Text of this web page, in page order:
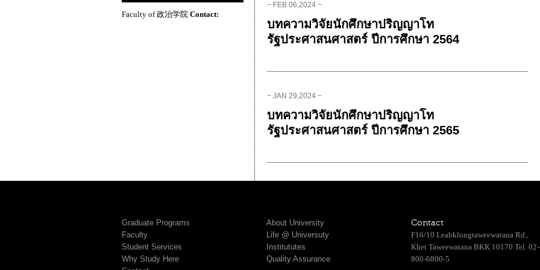
− FEB 06,2024 −
บทความวิจัยนักศึกษาปริญญาโท
รัฐประศาสนศาสตร์ ปีการศึกษา 2564
− JAN 29,2024 −
บทความวิจัยนักศึกษาปริญญาโท
รัฐประศาสนศาสตร์ ปีการศึกษา 2565
Faculty of 政治学院 Contact:
Graduate Programs
Faculty
Student Services
Why Study Here
About University
Life @ Universuty
Institututes
Quality Assurance
Contact
F16/10 Leabklongtaweewatana Rd.,
Khet Taweewatana BKK 10170 Tel. 02-
800-6800-5